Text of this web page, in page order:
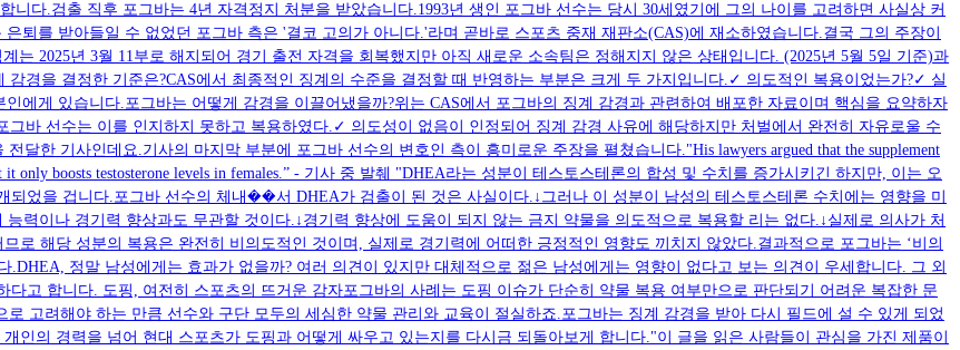
다.검출 직후 포그바는 4년 자격정지 처분을 받았습니다.1993년 생인 포그바 선수는 당시 30세였기에 그의 나이를 고려하면 사실상 커
퇴를 받아들일 수 없었던 포그바 측은 '결코 고의가 아니다.'라며 곧바로 스포츠 중재 재판소(CAS)에 재소하였습니다.결국 그의 주장이
는 2025년 3월 11부로 해지되어 경기 출전 자격을 회복했지만 아직 새로운 소속팀은 정해지지 않은 상태입니다. (2025년 5월 5일 기준)과
경을 결정한 기준은?CAS에서 최종적인 징계의 수준을 결정할 때 반영하는 부분은 크게 두 가지입니다.✓ 의도적인 복용이었는가?✓ 실
에게 있습니다.포그바는 어떻게 감경을 이끌어냈을까?위는 CAS에서 포그바의 징계 감경과 관련하여 배포한 자료이며 핵심을 요약하자
바 선수는 이를 인지하지 못하고 복용하였다.✓ 의도성이 없음이 인정되어 징계 감경 사유에 해당하지만 처벌에서 완전히 자유로울 수
한 기사인데요.기사의 마지막 부분에 포그바 선수의 변호인 측이 흥미로운 주장을 펼쳤습니다."His lawyers argued that the supplement
it only boosts testosterone levels in females.” - 기사 중 발췌 "DHEA라는 성분이 테스토스테론의 합성 및 수치를 증가시키긴 하지만, 이는 오
었을 겁니다.포그바 선수의 체내��서 DHEA가 검출이 된 것은 사실이다.↓그러나 이 성분이 남성의 테스토스테론 수치에는 영향을 미
력이나 경기력 향상과도 무관할 것이다.↓경기력 향상에 도움이 되지 않는 금지 약물을 의도적으로 복용할 리는 없다.↓실제로 의사가 처
로 해당 성분의 복용은 완전히 비의도적인 것이며, 실제로 경기력에 어떠한 긍정적인 영향도 끼치지 않았다.결과적으로 포그바는 ‘비의
.DHEA, 정말 남성에게는 효과가 없을까? 여러 의견이 있지만 대체적으로 젊은 남성에게는 영향이 없다고 보는 의견이 우세합니다. 그 외
고 합니다. 도핑, 여전히 스포츠의 뜨거운 감자포그바의 사례는 도핑 이슈가 단순히 약물 복용 여부만으로 판단되기 어려운 복잡한 문
고려해야 하는 만큼 선수와 구단 모두의 세심한 약물 관리와 교육이 절실하죠.포그바는 징계 감경을 받아 다시 필드에 설 수 있게 되었
인의 경력을 넘어 현대 스포츠가 도핑과 어떻게 싸우고 있는지를 다시금 되돌아보게 합니다."이 글을 읽은 사람들이 관심을 가진 제품이